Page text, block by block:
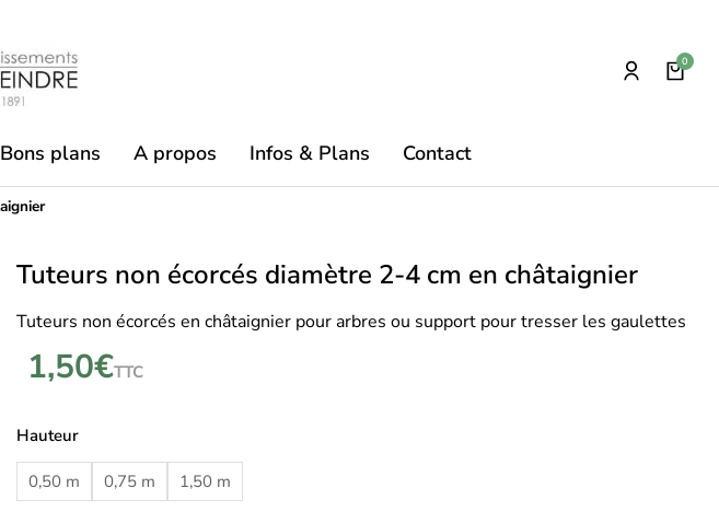
Bons plans A propos Infos & Plans Contact
Tuteurs non écorcés diamètre 2-4 cm en châtaignier
Tuteurs non écorcés en châtaignier pour arbres ou support pour tresser les gaulettes
1,50€TTC
Hauteur
0,50 m 0,75 m 1,50 m